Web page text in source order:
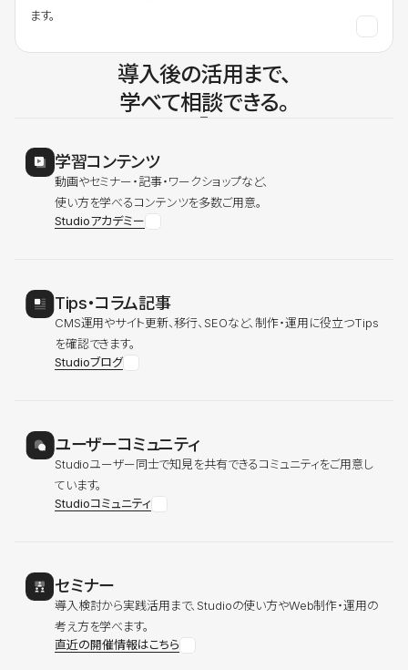
ます。
導入後の活用まで、
学べて相談できる。
学習コンテンツ
動画やセミナー・記事・ワークショップなど、
使い方を学べるコンテンツを多数ご用意。
Studioアカデミー
Tips・コラム記事
CMS運用やサイト更新、移行、SEOなど、制作・運用に役立つTips
を確認できます。
Studioブログ
ユーザーコミュニティ
Studioユーザー同士で知見を共有できるコミュニティをご用意し
ています。
Studioコミュニティ
セミナー
導入検討から実践活用まで、Studioの使い方やWeb制作・運用の
考え方を学べます。
直近の開催情報はこちら